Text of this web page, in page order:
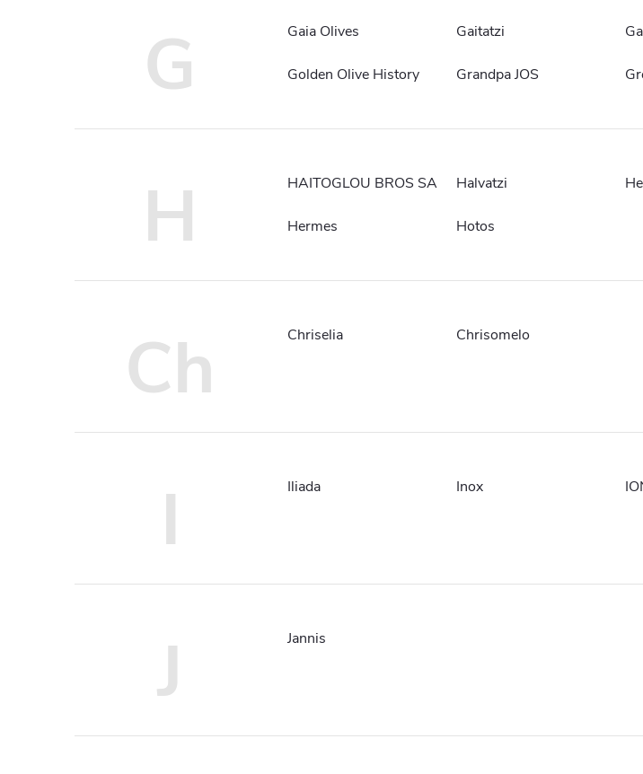
G Gaia Olives Gaitatzi
Golden Olive History Grandpa JOS
H HAITOGLOU BROS SA Halvatzi
Hermes Hotos
Ch Chriselia Chrisomelo
I Iliada Inox
J Jannis